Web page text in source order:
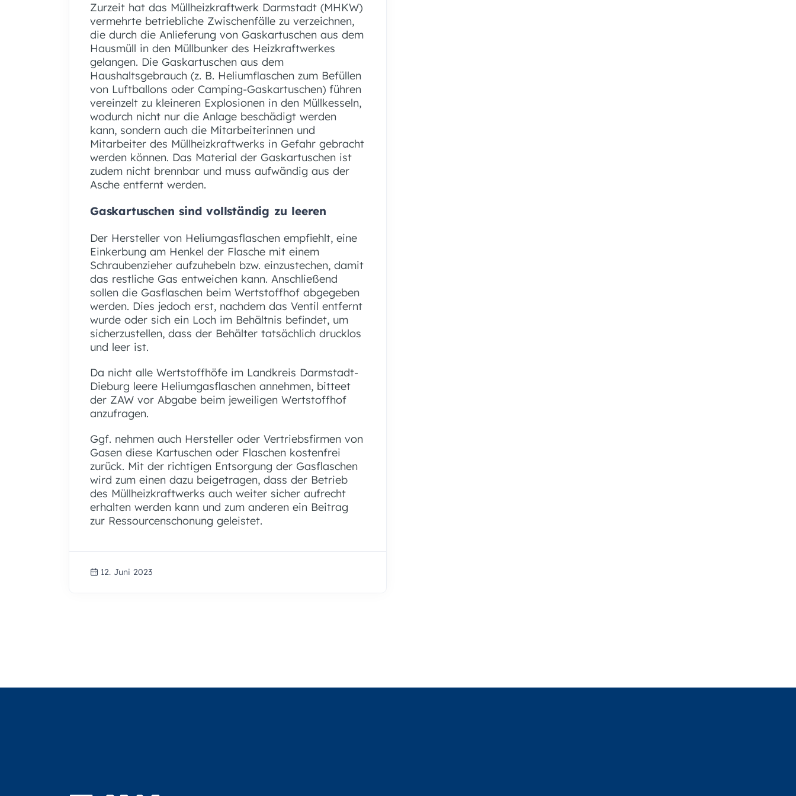
Zurzeit hat das Müllheizkraftwerk Darmstadt (MHKW)
vermehrte betriebliche Zwischenfälle zu verzeichnen,
die durch die Anlieferung von Gaskartuschen aus dem
Hausmüll in den Müllbunker des Heizkraftwerkes
gelangen. Die Gaskartuschen aus dem
Haushaltsgebrauch (z. B. Heliumflaschen zum Befüllen
von Luftballons oder Camping-Gaskartuschen) führen
vereinzelt zu kleineren Explosionen in den Müllkesseln,
wodurch nicht nur die Anlage beschädigt werden
kann, sondern auch die Mitarbeiterinnen und
Mitarbeiter des Müllheizkraftwerks in Gefahr gebracht
werden können. Das Material der Gaskartuschen ist
zudem nicht brennbar und muss aufwändig aus der
Asche entfernt werden.
Gaskartuschen sind vollständig zu leeren
Der Hersteller von Heliumgasflaschen empfiehlt, eine
Einkerbung am Henkel der Flasche mit einem
Schraubenzieher aufzuhebeln bzw. einzustechen, damit
das restliche Gas entweichen kann. Anschließend
sollen die Gasflaschen beim Wertstoffhof abgegeben
werden. Dies jedoch erst, nachdem das Ventil entfernt
wurde oder sich ein Loch im Behältnis befindet, um
sicherzustellen, dass der Behälter tatsächlich drucklos
und leer ist.
Da nicht alle Wertstoffhöfe im Landkreis Darmstadt-
Dieburg leere Heliumgasflaschen annehmen, bitteet
der ZAW vor Abgabe beim jeweiligen Wertstoffhof
anzufragen.
Ggf. nehmen auch Hersteller oder Vertriebsfirmen von
Gasen diese Kartuschen oder Flaschen kostenfrei
zurück. Mit der richtigen Entsorgung der Gasflaschen
wird zum einen dazu beigetragen, dass der Betrieb
des Müllheizkraftwerks auch weiter sicher aufrecht
erhalten werden kann und zum anderen ein Beitrag
zur Ressourcenschonung geleistet.
12. Juni 2023